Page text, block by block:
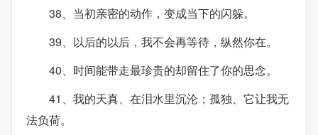
38、当初亲密的动作，变成当下的闪躲。
39、以后的以后，我不会再等待，纵然你在。
40、时间能带走最珍贵的却留住了你的思念。
41、我的天真、在泪水里沉沦；孤独、它让我无
法负荷。